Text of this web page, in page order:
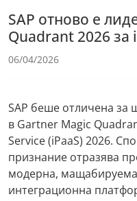
SAP отново е
Quadrant 2026 за
06/04/2026
SAP беше отличена за
в Gartner Magic
Service (iPaaS) 2026.
признание отразява
модерна, мащабируема
интеграционна